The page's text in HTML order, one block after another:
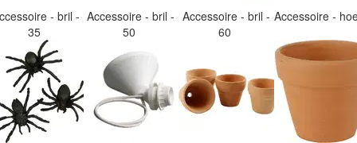
- bril -
35
Accessoire - bril -
50
Accessoire - bril -
60
Accessoire -